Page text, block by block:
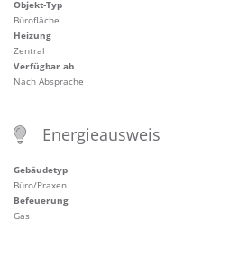
Objekt-Typ
Bürofläche
Heizung
Zentral
Verfügbar ab
Nach Absprache
Energieausweis
Gebäudetyp
Büro/Praxen
Befeuerung
Gas